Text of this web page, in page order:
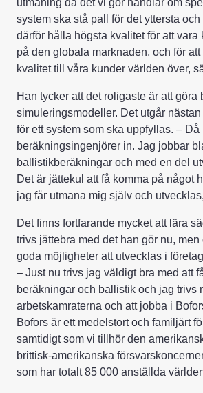
utmaning då det vi gör handlar om
system ska stå pall för det yttersta
därför hålla högsta kvalitet för att vara
på den globala marknaden, och för att
kvalitet till våra kunder världen över,
Han tycker att det roligaste är att göra
simuleringsmodeller. Det utgår
för ett system som ska uppfyllas. – Då
beräkningsingenjörer in. Jag jobbar
ballistikberäkningar och med en del
Det är jättekul att få komma på något
jag får utmana mig själv och
Det finns fortfarande mycket att lära
trivs jättebra med det han gör nu,
goda möjligheter att utvecklas i
– Just nu trivs jag väldigt bra med att
beräkningar och ballistik och jag trivs
arbetskamraterna och att jobba i
Bofors är ett medelstort och familjärt
samtidigt som vi tillhör den
brittisk-amerikanska
som har totalt 85 000 anställda